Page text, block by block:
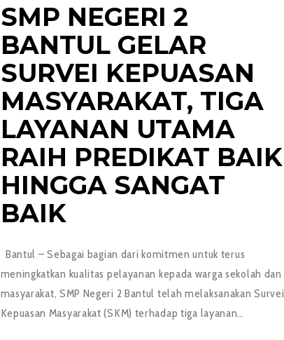
SMP NEGERI 2
BANTUL GELAR
SURVEI KEPUASAN
MASYARAKAT, TIGA
LAYANAN UTAMA
RAIH PREDIKAT BAIK
HINGGA SANGAT
BAIK
Bantul – Sebagai bagian dari komitmen untuk terus
meningkatkan kualitas pelayanan kepada warga sekolah dan
masyarakat, SMP Negeri 2 Bantul telah melaksanakan Survei
Kepuasan Masyarakat (SKM) terhadap tiga layanan…